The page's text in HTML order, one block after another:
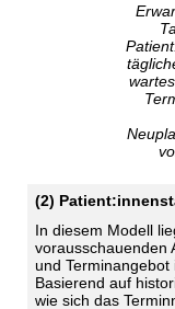
(2)
In diesem Modell
vorausschauenden
und
Basierend auf
wie sich das